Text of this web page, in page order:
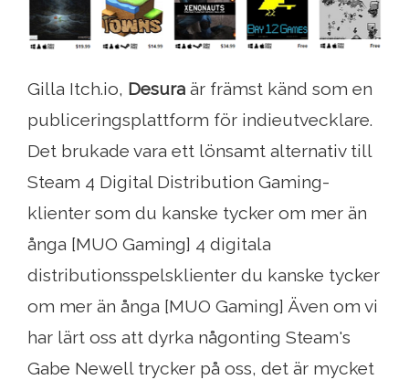
Gilla Itch.io, Desura är främst känd som en
publiceringsplattform för indieutvecklare.
Det brukade vara ett lönsamt alternativ till
Steam 4 Digital Distribution Gaming-
klienter som du kanske tycker om mer än
ånga [MUO Gaming] 4 digitala
distributionsspelsklienter du kanske tycker
om mer än ånga [MUO Gaming] Även om vi
har lärt oss att dyrka någonting Steam's
Gabe Newell trycker på oss, det är mycket